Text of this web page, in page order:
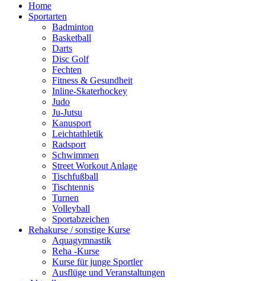
Home
Sportarten
Badminton
Basketball
Darts
Disc Golf
Fechten
Fitness & Gesundheit
Inline-Skaterhockey
Judo
Ju-Jutsu
Kanusport
Leichtathletik
Radsport
Schwimmen
Street Workout Anlage
Tischfußball
Tischtennis
Turnen
Volleyball
Sportabzeichen
Rehakurse / sonstige Kurse
Aquagymnastik
Reha -Kurse
Kurse für junge Sportler
Ausflüge und Veranstaltungen